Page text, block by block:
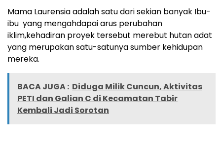
Mama Laurensia adalah satu dari sekian banyak Ibu-
ibu yang mengahdapai arus perubahan
iklim,kehadiran proyek tersebut merebut hutan adat
yang merupakan satu-satunya sumber kehidupan
mereka.
BACA JUGA : Diduga Milik Cuncun, Aktivitas
PETI dan Galian C di Kecamatan Tabir
Kembali Jadi Sorotan